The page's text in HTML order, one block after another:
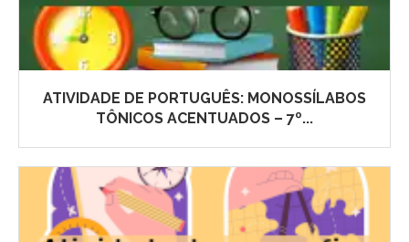
ATIVIDADE DE PORTUGUÊS: MONOSSÍLABOS
TÔNICOS ACENTUADOS – 7º...